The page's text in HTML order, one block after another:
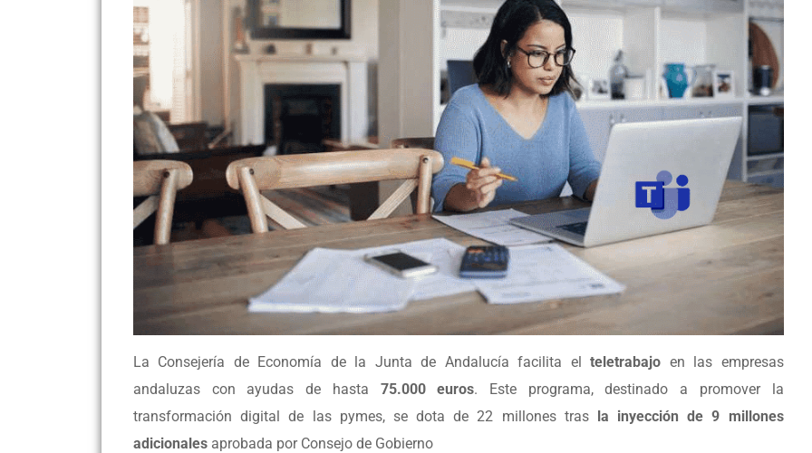
La Consejería de Economía de la Junta de Andalucía facilita elteletrabajo en las empresas
andaluzas con ayudas de hasta 75.000 euros. Este programa, destinado a promover la
transformación digital de las pymes, se dota de 22 millones trasla inyección de 9 millones
adicionales aprobada por Consejo de Gobierno